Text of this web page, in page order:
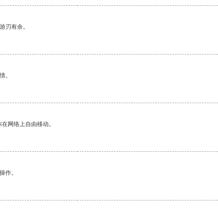
刃有余。
。
网络上自由移动。
作。